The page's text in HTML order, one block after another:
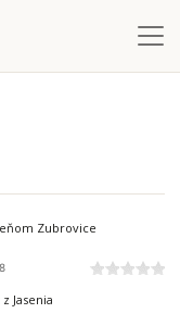
Zubrovice
Jasenia